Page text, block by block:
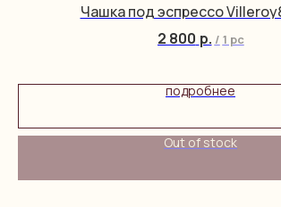
Чашка под эспрессо
2 800 р. / 1 pc
подробнее
Out of stock